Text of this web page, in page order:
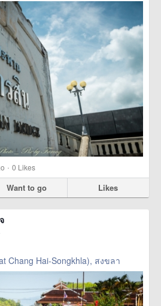
· 0 Likes
Want to go Likes
Chang Hai-Songkhla), สงขลา